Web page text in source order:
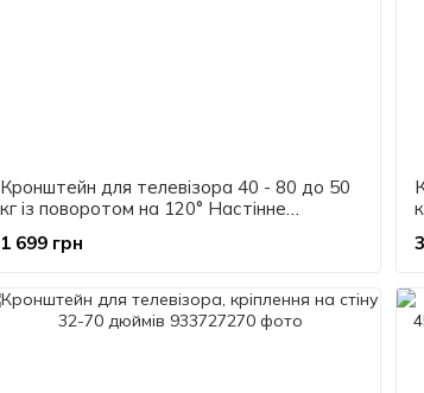
Кронштейн для телевізора 40 - 80 до 50
кг із поворотом на 120° Настінне
1 699 грн